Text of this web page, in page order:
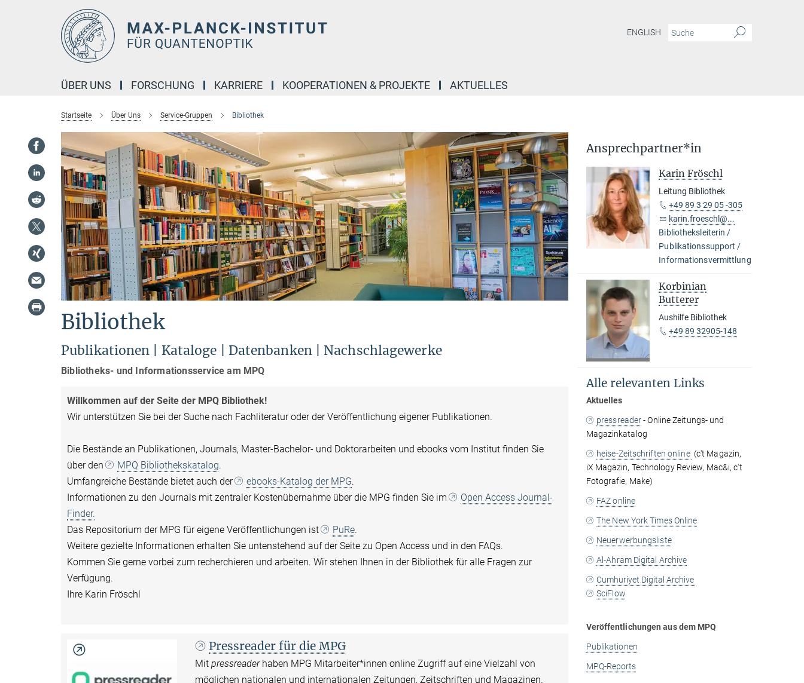
ENGLISH
ÜBER UNS FORSCHUNG KARRIERE KOOPERATIONEN & PROJEKTE AKTUELLES
Startseite Über Uns Service-Gruppen Bibliothek
Bibliothek
Publikationen | Kataloge | Datenbanken | Nachschlagewerke
Bibliotheks- und Informationsservice am MPQ
Willkommen auf der Seite der MPQ Bibliothek!
Wir unterstützen Sie bei der Suche nach Fachliteratur oder der Veröffentlichung eigener Publikationen.
Die Bestände an Publikationen, Journals, Master-Bachelor- und Doktorarbeiten und ebooks vom Institut finden Sie
über den
MPQ Bibliothekskatalog.
Umfangreiche Bestände bietet auch der
ebooks-Katalog der MPG.
Informationen zu den Journals mit zentraler Kostenübernahme über die MPG finden Sie im
Open Access Journal-
Finder.
Das Repositorium der MPG für eigene Veröffentlichungen ist
PuRe.
Weitere gezielte Informationen erhalten Sie untenstehend auf der Seite zu Open Access und in den FAQs.
Kommen Sie gerne vorbei zum recherchieren und arbeiten. Wir stehen Ihnen in der Bibliothek für alle Fragen zur
Verfügung.
Ihre Karin Fröschl
Pressreader für die MPG
Mitpressreader haben MPG Mitarbeiter*innen online Zugriff auf eine Vielzahl von
möglichen nationalen und internationalen Zeitungen, Zeitschriften und Magazinen.
Ansprechpartner*in
Karin Fröschl
Leitung Bibliothek
+49 89 3 29 05 -305
karin.froeschl@...
Bibliotheksleiterin /
Publikationssupport /
Informationsvermittlung
Korbinian
Butterer
Aushilfe Bibliothek
+49 89 32905-148
Alle relevanten Links
Aktuelles
pressreader- Online Zeitungs- und
Magazinkatalog
heise-Zeitschriften online (c't Magazin,
iX Magazin, Technology Review, Mac&i, c't
Fotografie, Make)
FAZ online
The New York Times Online
Neuerwerbungsliste
Al-Ahram Digital Archive
Cumhuriyet Digital Archive
SciFlow
Veröffentlichungen aus dem MPQ
Publikationen
MPQ-Reports